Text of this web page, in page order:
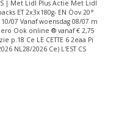
| Met Lidl Plus Actie Met Lidl
ET 2x3x180g- EN Öov 20°
10/07 Vanaf woensdag 08/07 m
Ook online ® vanaf € 2,75
p.18 Ce LE CETTE 6 2eaa Pi
NL28/2026 Ce) L'EST CS